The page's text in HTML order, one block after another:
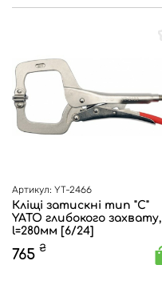
Артикул: YT-2466
Кліщі затискні тип "С"
YATO глибокого захвату,
l=280мм [6/24]
765 ₴